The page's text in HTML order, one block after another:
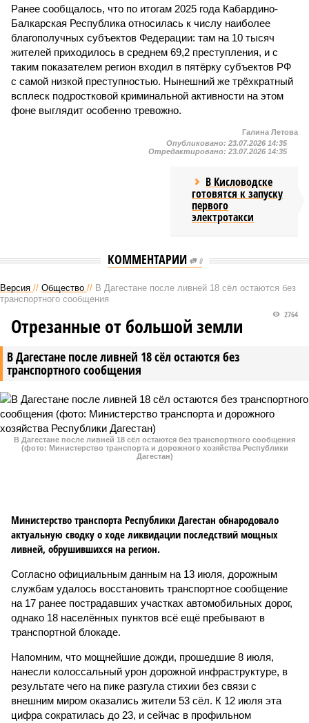
Ранее сообщалось, что по итогам 2025 года Кабардино-
Балкарская Республика относилась к числу наиболее
благополучных субъектов Федерации: там на 10 тысяч
жителей приходилось в среднем 69,2 преступления, и с
таким показателем регион входил в пятёрку субъектов РФ
с самой низкой преступностью. Нынешний же трёхкратный
всплеск подростковой криминальной активности на этом
фоне выглядит особенно тревожно.
Галина Летова
Опубликовано: 23.07.2026 14:35
Отредактировано: 23.07.2026 14:35
В Кисловодске
готовятся к запуску
первого
электротакси
КОММЕНТАРИИ 0
Версия // Общество // В Дагестане после ливней 18 сёл остаются без
транспортного сообщения
В Дагестане после ливней 18 сёл остаются без
транспортного сообщения
2764
Отрезанные от большой земли
В Дагестане после ливней 18 сёл остаются без транспортного сообщения
(фото: Министерство транспорта и дорожного хозяйства Республики
Дагестан)
Министерство транспорта Республики Дагестан обнародовало
актуальную сводку о ходе ликвидации последствий мощных
ливней, обрушившихся на регион.
Согласно официальным данным на 13 июля, дорожным
службам удалось восстановить транспортное сообщение
на 17 ранее пострадавших участках автомобильных дорог,
однако 18 населённых пунктов всё ещё пребывают в
транспортной блокаде.
Напомним, что мощнейшие дожди, прошедшие 8 июля,
нанесли колоссальный урон дорожной инфраструктуре, в
результате чего на пике разгула стихии без связи с
внешним миром оказались жители 53 сёл. К 12 июля эта
цифра сократилась до 23, и сейчас в профильном